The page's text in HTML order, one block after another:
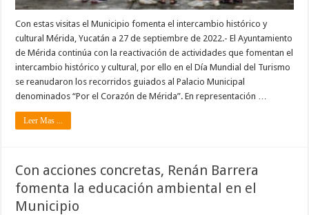
Con estas visitas el Municipio fomenta el intercambio histórico y
cultural Mérida, Yucatán a 27 de septiembre de 2022.- El Ayuntamiento
de Mérida continúa con la reactivación de actividades que fomentan el
intercambio histórico y cultural, por ello en el Día Mundial del Turismo
se reanudaron los recorridos guiados al Palacio Municipal
denominados “Por el Corazón de Mérida”. En representación …
Leer Mas ...
Con acciones concretas, Renán Barrera
fomenta la educación ambiental en el
Municipio